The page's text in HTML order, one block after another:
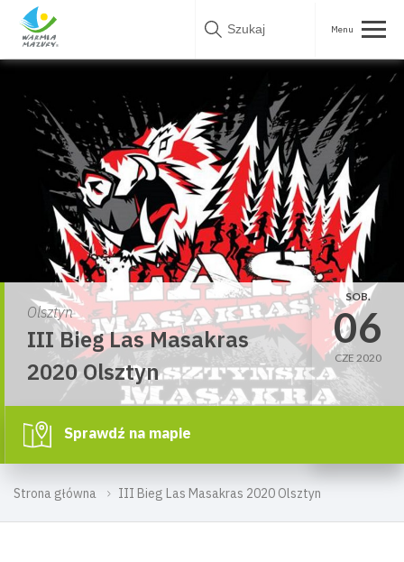
Skip
Strona główna III Bieg Las Masakras 2020 Olsztyn
Olsztyn
III Bieg Las Masakras
2020 Olsztyn
SOB.
06
CZE 2020
Sprawdź na mapie